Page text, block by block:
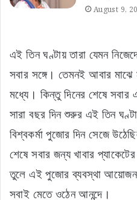
August 9,
এই তিন ঘণ্টায় তারা যেমন
সবার সঙ্গে। তেমনই আবার মাঝে
মধ্যে। কিন্তু দিনের শেষে সবার
সারা বছর দিন শুরুর এই তিন
বিশ্বকর্মা পুজোর দিন সেজে
শেষে সবার জন্য খাবার
তুলে এই পুজোর ব্যবস্থা
সবাই মেতে ওঠেন আনন্দে।